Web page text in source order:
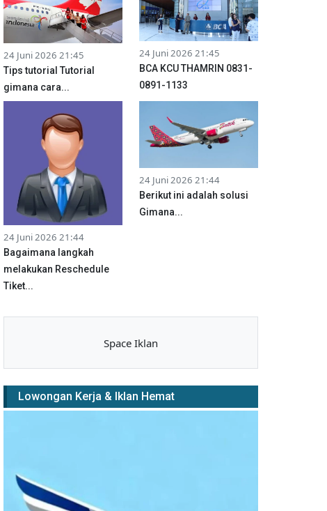
24 Juni 2026 21:45
Tips tutorial Tutorial
gimana cara...
24 Juni 2026 21:45
BCA KCU THAMRIN 0831-
0891-1133
24 Juni 2026 21:44
Bagaimana langkah
melakukan Reschedule
Tiket...
24 Juni 2026 21:44
Berikut ini adalah solusi
Gimana...
Space Iklan
Lowongan Kerja & Iklan Hemat